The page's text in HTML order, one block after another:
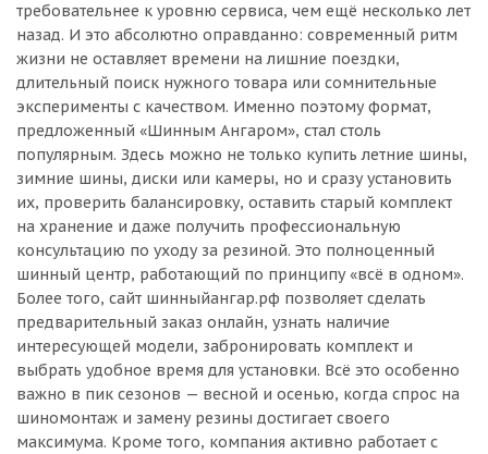
требовательнее к уровню сервиса, чем ещё несколько лет
назад. И это абсолютно оправданно: современный ритм
жизни не оставляет времени на лишние поездки,
длительный поиск нужного товара или сомнительные
эксперименты с качеством. Именно поэтому формат,
предложенный «Шинным Ангаром», стал столь
популярным. Здесь можно не только купить летние шины,
зимние шины, диски или камеры, но и сразу установить
их, проверить балансировку, оставить старый комплект
на хранение и даже получить профессиональную
консультацию по уходу за резиной. Это полноценный
шинный центр, работающий по принципу «всё в одном».
Более того, сайт шинныйангар.рф позволяет сделать
предварительный заказ онлайн, узнать наличие
интересующей модели, забронировать комплект и
выбрать удобное время для установки. Всё это особенно
важно в пик сезонов — весной и осенью, когда спрос на
шиномонтаж и замену резины достигает своего
максимума. Кроме того, компания активно работает с